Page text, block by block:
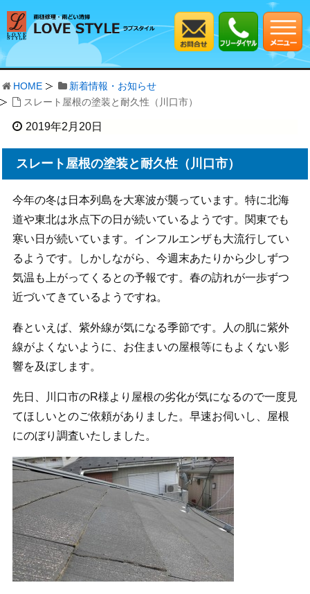
HOME
新着情報・お知らせ
スレート屋根の塗装と耐久性（川口市）
2019年2月20日
スレート屋根の塗装と耐久性（川口市）
今年の冬は日本列島を大寒波が襲っています。特に北海
道や東北は氷点下の日が続いているようです。関東でも
寒い日が続いています。インフルエンザも大流行してい
るようです。しかしながら、今週末あたりから少しずつ
気温も上がってくるとの予報です。春の訪れが一歩ずつ
近づいてきているようですね。
春といえば、紫外線が気になる季節です。人の肌に紫外
線がよくないように、お住まいの屋根等にもよくない影
響を及ぼします。
先日、川口市のR様より屋根の劣化が気になるので一度見
てほしいとのご依頼がありました。早速お伺いし、屋根
にのぼり調査いたしました。